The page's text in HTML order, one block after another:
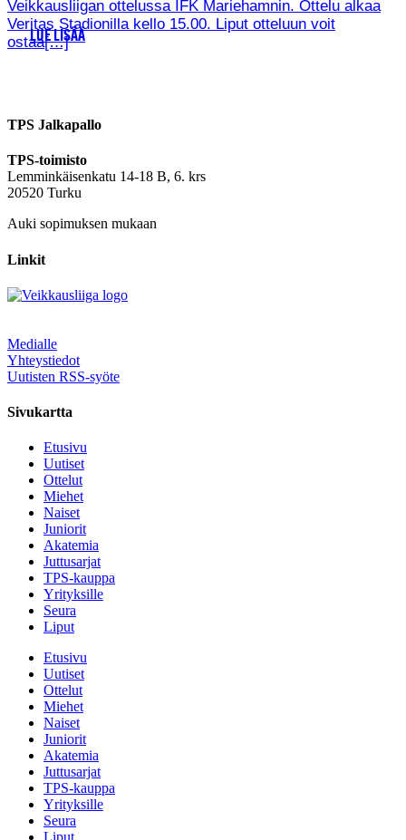
Veikkausliigan ottelussa IFK Mariehamnin. Ottelu alkaa
Veritas Stadionilla kello 15.00. Liput otteluun voit
ostaa[…]
LUE LISÄÄ
TPS Jalkapallo
TPS-toimisto
Lemminkäisenkatu 14-18 B, 6. krs
20520 Turku
Auki sopimuksen mukaan
Linkit
Medialle
Yhteystiedot
Uutisten RSS-syöte
Sivukartta
Etusivu
Uutiset
Ottelut
Miehet
Naiset
Juniorit
Akatemia
Juttusarjat
TPS-kauppa
Yrityksille
Seura
Liput
Etusivu
Uutiset
Ottelut
Miehet
Naiset
Juniorit
Akatemia
Juttusarjat
TPS-kauppa
Yrityksille
Seura